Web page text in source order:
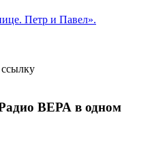
Петр и Павел».
Радио ВЕРА в одном